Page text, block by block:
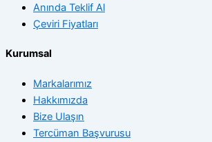
Anında Teklif Al
Çeviri Fiyatları
Kurumsal
Markalarımız
Hakkımızda
Bize Ulaşın
Tercüman Başvurusu